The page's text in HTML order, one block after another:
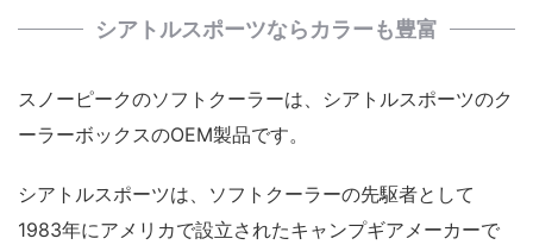
シアトルスポーツならカラーも豊富
スノーピークのソフトクーラーは、シアトルスポーツのク
ーラーボックスのOEM製品です。
シアトルスポーツは、ソフトクーラーの先駆者として
1983年にアメリカで設立されたキャンプギアメーカーで